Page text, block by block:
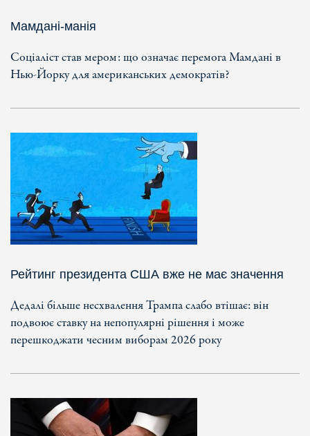
Мамдані-манія
Соціаліст став мером: що означає перемога Мамдані в
Нью-Йорку для американських демократів?
Рейтинг президента США вже не має значення
Дедалі більше несхвалення Трампа слабо втішає: він
подвоює ставку на непопулярні рішення і може
перешкоджати чесним виборам 2026 року